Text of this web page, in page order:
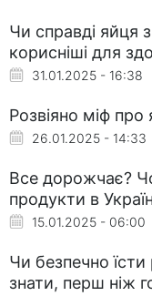
Чи справді яйця
корисніші для
31.01.2025 - 16:38
Розвіяно міф про
26.01.2025 - 14:33
Все дорожчає?
продукти в
15.01.2025 - 06:00
Чи безпечно
знати, перш ніж